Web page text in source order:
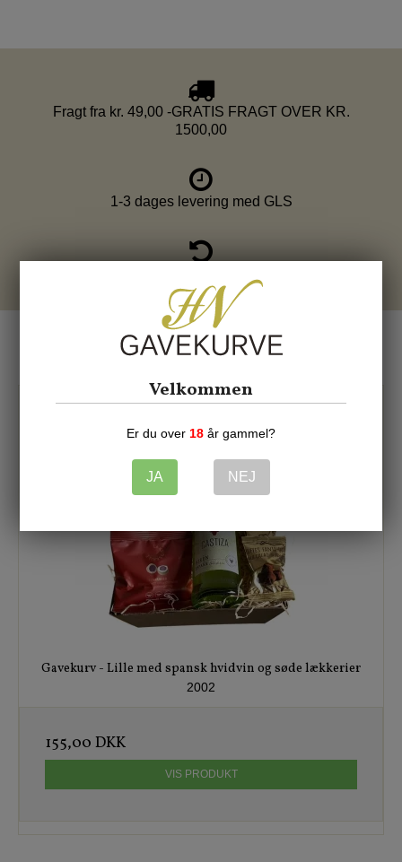
Fragt fra kr. 49,00 -GRATIS FRAGT OVER KR.
1500,00
1-3 dages levering med GLS
Relaterede produkter
Gavekurv - Lille med spansk hvidvin og søde lækkerier
2002
155,00 DKK
VIS PRODUKT
Velkommen
Er du over 18 år gammel?
JA NEJ